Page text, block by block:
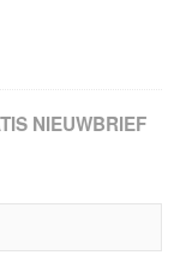
NIEUWBRIEF